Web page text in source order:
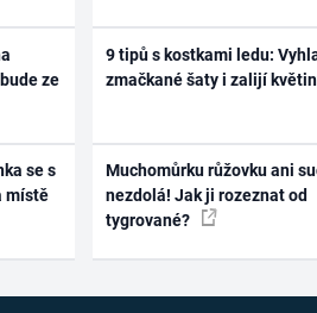
ze
se s
místě
9 tipů s kostkami ledu:
zmačkané šaty i zalijí
Muchomůrku růžovku ani
nezdolá! Jak ji rozeznat od
tygrované?